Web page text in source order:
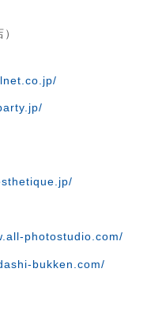
photostudio.com/
bukken.com/